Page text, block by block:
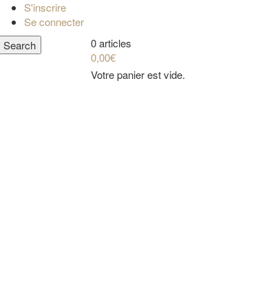
S'inscrire
Se connecter
0 articles
0,00€
Votre panier est vide.